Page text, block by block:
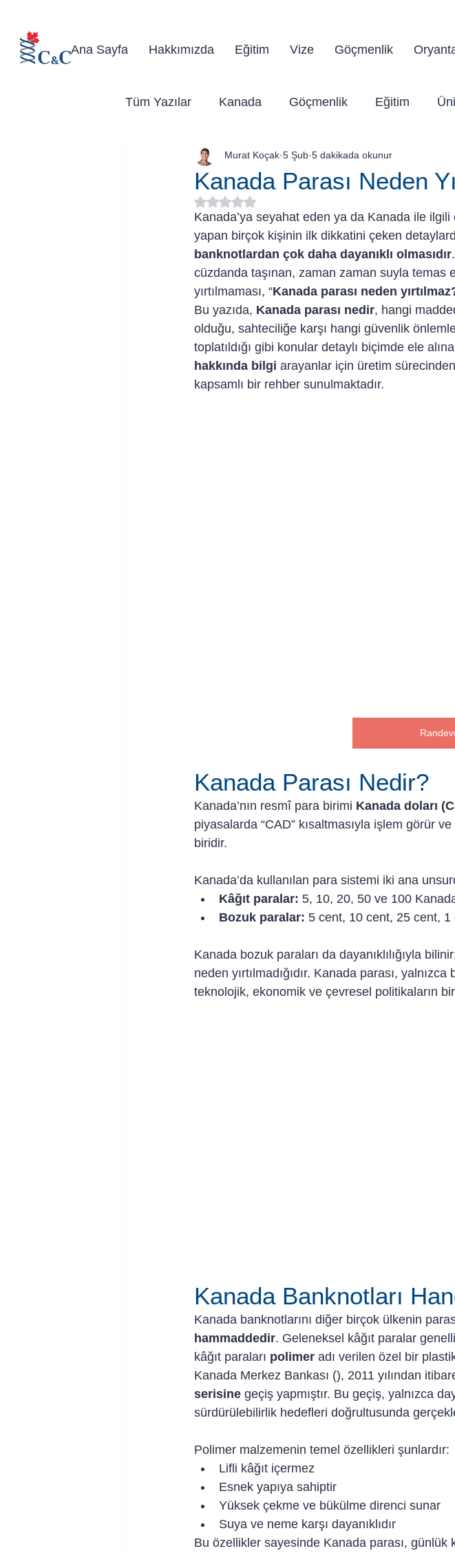
Ana Sayfa Hakkımızda Eğitim Vize Göçmenlik
Tüm Yazılar Kanada Göçmenlik Eğitim
Kanada Parası Neden
Murat Koçak 5 Şub 5 dakikada okunur
5 üzerinden NaN yıldız
Kanada’ya seyahat eden ya da Kanada ile
yapan birçok kişinin ilk dikkatini çeken
banknotlardan çok daha dayanıklı olmasıdır
cüzdanda taşınan, zaman zaman suyla temas
yırtılmaması, “Kanada parası neden
Bu yazıda, Kanada parası nedir, hangi
olduğu, sahteciliğe karşı hangi güvenlik
toplatıldığı gibi konular detaylı biçimde ele
hakkında bilgi arayanlar için üretim
kapsamlı bir rehber sunulmaktadır.
Kanada Parası Nedir?
Kanada’nın resmî para birimi Kanada doları
piyasalarda “CAD” kısaltmasıyla işlem görür
biridir.
Kanada’da kullanılan para sistemi iki ana
Kâğıt paralar: 5, 10, 20, 50 ve 100
Bozuk paralar: 5 cent, 10 cent, 25 cent,
Kanada bozuk paraları da dayanıklılığıyla
neden yırtılmadığıdır. Kanada parası,
teknolojik, ekonomik ve çevresel politikaların
Kanada Banknotları
Kanada banknotlarını diğer birçok ülkenin
hammaddedir. Geleneksel kâğıt paralar
kâğıt paraları polimer adı verilen özel bir
Kanada Merkez Bankası (), 2011 yılından
serisine geçiş yapmıştır. Bu geçiş, yalnızca
sürdürülebilirlik hedefleri doğrultusunda
Polimer malzemenin temel özellikleri şunlardır:
Lifli kâğıt içermez
Esnek yapıya sahiptir
Yüksek çekme ve bükülme direnci sunar
Suya ve neme karşı dayanıklıdır
Bu özellikler sayesinde Kanada parası, günlük